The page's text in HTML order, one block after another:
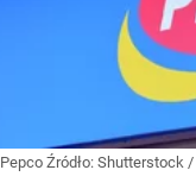
Pepco Źródło: Shutterstock /